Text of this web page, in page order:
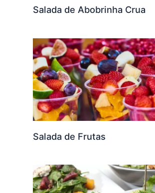
Salada de Abobrinha Crua
Salada de Frutas